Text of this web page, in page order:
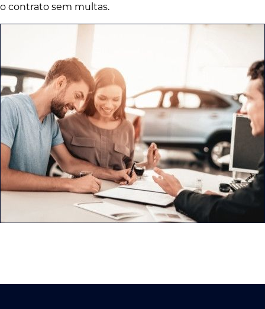
o contrato sem multas.